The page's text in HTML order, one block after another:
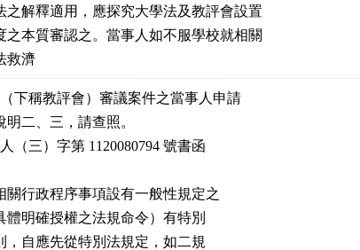
之解釋適用，應探究大學法及教評會設置
本質審認之。當事人如不服學校就相關
救濟
下稱教評會）審議案件之當事人申請
明二、三，請查照。
（三）字第 1120080794 號書函
關行政程序事項設有一般性規定之
具體明確授權之法規命令）有特別
則，自應先從特別法規定，如二規